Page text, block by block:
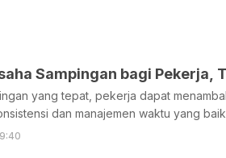
Sampingan bagi Pekerja,
yang tepat, pekerja dapat
dan manajemen waktu yang